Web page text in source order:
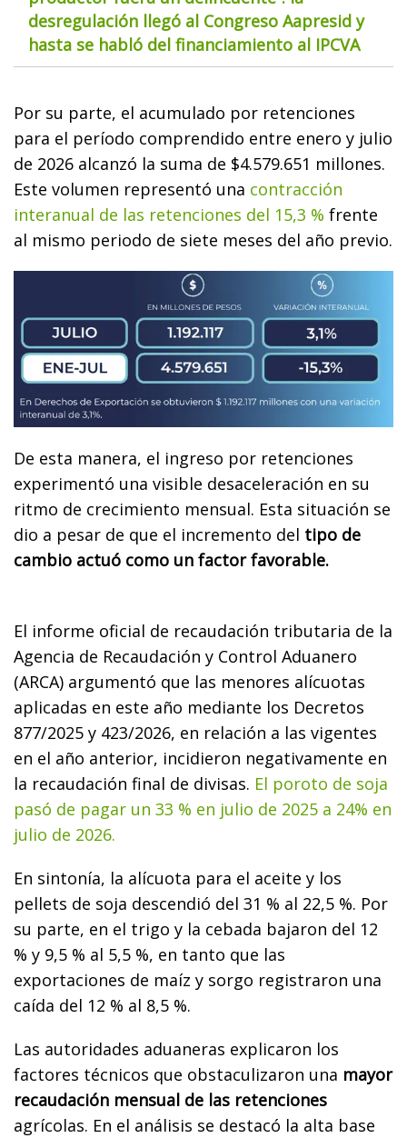
desregulación llegó al Congreso Aapresid y
hasta se habló del financiamiento al IPCVA
Por su parte, el acumulado por retenciones
para el período comprendido entre enero y julio
de 2026 alcanzó la suma de $4.579.651 millones.
Este volumen representó una contracción
interanual de las retenciones del 15,3 % frente
al mismo periodo de siete meses del año previo.
De esta manera, el ingreso por retenciones
experimentó una visible desaceleración en su
ritmo de crecimiento mensual. Esta situación se
dio a pesar de que el incremento del tipo de
cambio actuó como un factor favorable.
El informe oficial de recaudación tributaria de la
Agencia de Recaudación y Control Aduanero
(ARCA) argumentó que las menores alícuotas
aplicadas en este año mediante los Decretos
877/2025 y 423/2026, en relación a las vigentes
en el año anterior, incidieron negativamente en
la recaudación final de divisas. El poroto de soja
pasó de pagar un 33 % en julio de 2025 a 24% en
julio de 2026.
En sintonía, la alícuota para el aceite y los
pellets de soja descendió del 31 % al 22,5 %. Por
su parte, en el trigo y la cebada bajaron del 12
% y 9,5 % al 5,5 %, en tanto que las
exportaciones de maíz y sorgo registraron una
caída del 12 % al 8,5 %.
Las autoridades aduaneras explicaron los
factores técnicos que obstaculizaron una mayor
recaudación mensual de las retenciones
agrícolas. En el análisis se destacó la alta base